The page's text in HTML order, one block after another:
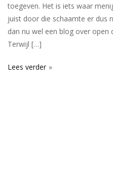
toegeven. Het is iets waar
juist door die schaamte er dus
dan nu wel een blog over open
Terwijl […]
Lees verder